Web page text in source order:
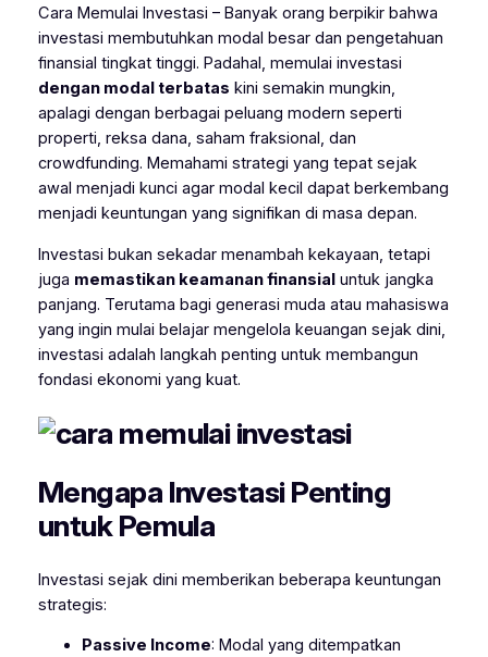
Cara Memulai Investasi – Banyak orang berpikir bahwa
investasi membutuhkan modal besar dan pengetahuan
finansial tingkat tinggi. Padahal, memulai investasi
dengan modal terbatas kini semakin mungkin,
apalagi dengan berbagai peluang modern seperti
properti, reksa dana, saham fraksional, dan
crowdfunding. Memahami strategi yang tepat sejak
awal menjadi kunci agar modal kecil dapat berkembang
menjadi keuntungan yang signifikan di masa depan.
Investasi bukan sekadar menambah kekayaan, tetapi
juga memastikan keamanan finansialuntuk jangka
panjang. Terutama bagi generasi muda atau mahasiswa
yang ingin mulai belajar mengelola keuangan sejak dini,
investasi adalah langkah penting untuk membangun
fondasi ekonomi yang kuat.
Mengapa Investasi Penting
untuk Pemula
Investasi sejak dini memberikan beberapa keuntungan
strategis:
Passive Income: Modal yang ditempatkan